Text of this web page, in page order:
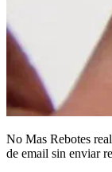
No Mas Rebotes
de email sin enviar